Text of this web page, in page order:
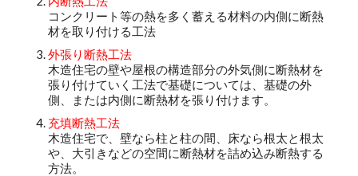
コンクリート等の熱を多く蓄える材料の内側に断熱
材を取り付ける工法
外張り断熱工法
木造住宅の壁や屋根の構造部分の外気側に断熱材を
張り付けていく工法で基礎については、基礎の外
側、または内側に断熱材を張り付けます。
充填断熱工法
木造住宅で、壁なら柱と柱の間、床なら根太と根太
や、大引きなどの空間に断熱材を詰め込み断熱する
方法。